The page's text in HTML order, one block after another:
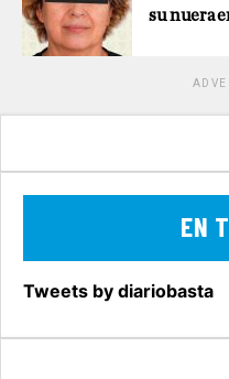
su nuera
EN
Tweets by diariobasta